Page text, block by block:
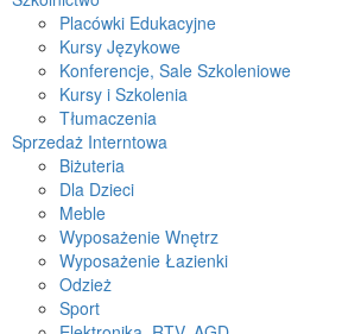
Placówki Edukacyjne
Kursy Językowe
Konferencje, Sale Szkoleniowe
Kursy i Szkolenia
Tłumaczenia
Sprzedaż Interntowa
Biżuteria
Dla Dzieci
Meble
Wyposażenie Wnętrz
Wyposażenie Łazienki
Odzież
Sport